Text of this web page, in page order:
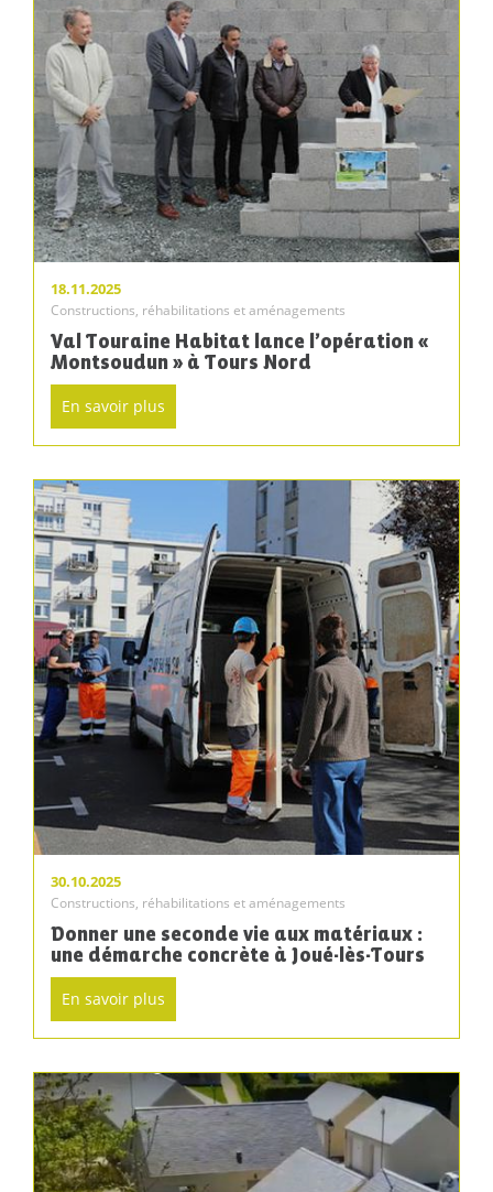
18.11.2025
Constructions, réhabilitations et aménagements
Val Touraine Habitat lance l’opération «
Montsoudun » à Tours Nord
En savoir plus
30.10.2025
Constructions, réhabilitations et aménagements
Donner une seconde vie aux matériaux :
une démarche concrète à Joué-lès-Tours
En savoir plus